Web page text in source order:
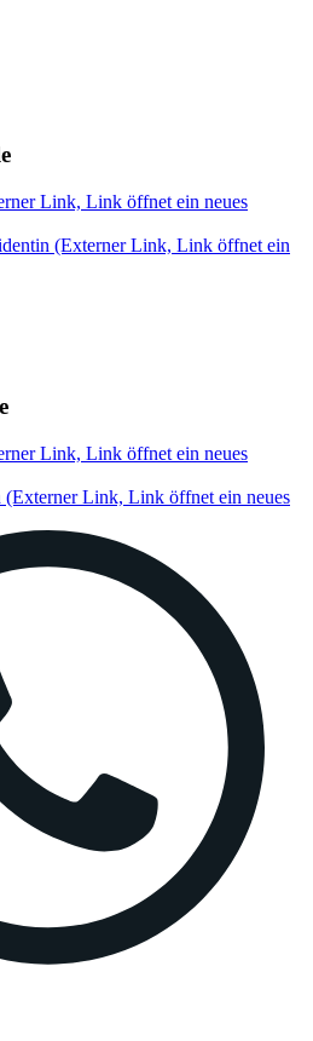
Link, Link öffnet ein neues
(Externer Link, Link öffnet ein
Link, Link öffnet ein neues
(Externer Link, Link öffnet ein neues